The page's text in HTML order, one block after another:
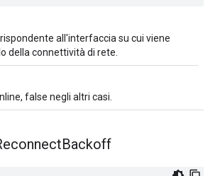
all'interfaccia su cui viene
della connettività di rete.
false negli altri casi.
Backoff